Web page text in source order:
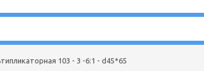
103 - 3 -6:1 - d45*65